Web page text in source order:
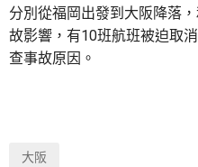
分別從福岡出發到大阪降落
故影響，有10班航班被迫取
查事故原因。
大阪